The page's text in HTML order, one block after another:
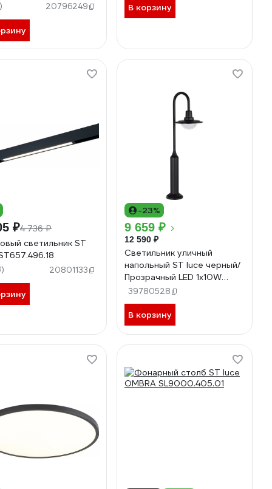
20796249 В корзину
₽4 736 ₽
светильник ST
20801133
-23%
9 659 ₽
12 590 ₽
Светильник уличный
напольный ST luce черный/
Прозрачный LED 1х10W
4000K SL9512.405.01
39780528
В корзину